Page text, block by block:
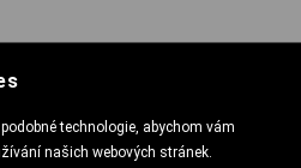
technologie, abychom vám
našich webových stránek.